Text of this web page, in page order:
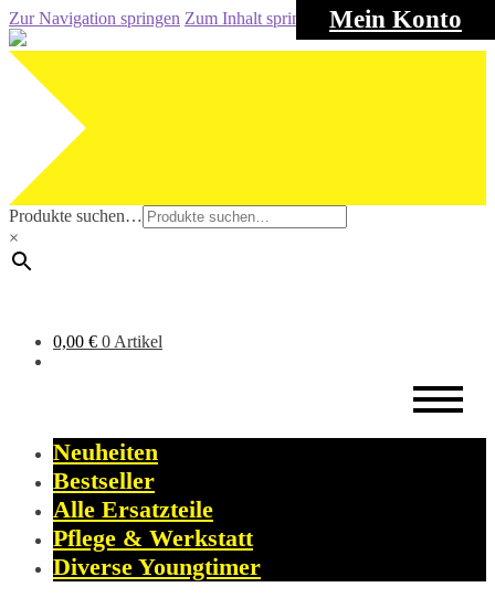
Mein Konto
Zur Navigation springen Zum Inhalt springen
Produkte suchen…
×
0,00 € 0 Artikel
Neuheiten
Bestseller
Alle Ersatzteile
Pflege & Werkstatt
Diverse Youngtimer